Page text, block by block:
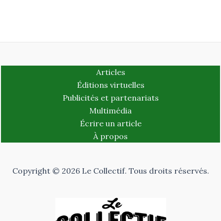
Articles
Éditions virtuelles
Publicités et partenariats
Multimédia
Écrire un article
À propos
Copyright © 2026 Le Collectif. Tous droits réservés.